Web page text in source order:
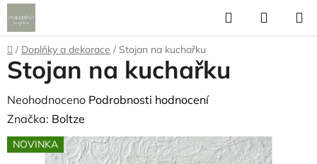
Přejít
na
obsah
Hledat
KOŠÍK
Domů
/ Doplňky a dekorace / Stojan na kuchařku
Stojan na kuchařku
Průměrné
hodnocení
produktu
je
Neohodnoceno Podrobnosti hodnocení
Značka: Boltze
NOVINKA